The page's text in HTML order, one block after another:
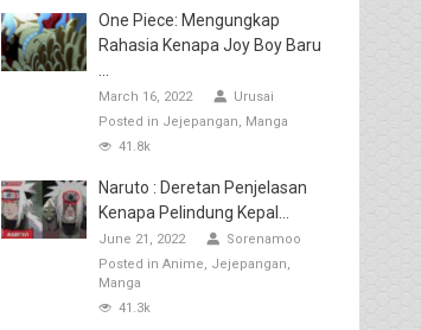
One Piece: Mengungkap
Rahasia Kenapa Joy Boy Baru
March 16, 2022
Urusai
Posted in Jejepangan
Manga
41.8k
Naruto : Deretan Penjelasan
Kenapa Pelindung Kepal...
June 21, 2022
Sorenamoo
Posted in Anime
Jejepangan
Manga
41.3k